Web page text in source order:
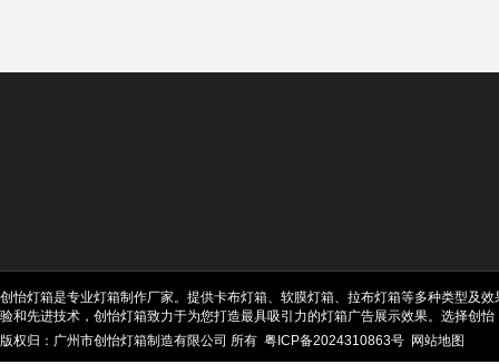
创怡灯箱是专业灯箱制作厂家。提供卡布灯箱、软膜灯箱、拉布灯箱等多种类型及
验和先进技术，创怡灯箱致力于为您打造最具吸引力的灯箱广告展示效果。选择创怡
版权归：广州市创怡灯箱制造有限公司 所有 粤ICP备2024310863号 网站地图